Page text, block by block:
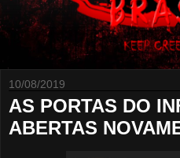
10/08/2019
AS PORTAS DO
ABERTAS